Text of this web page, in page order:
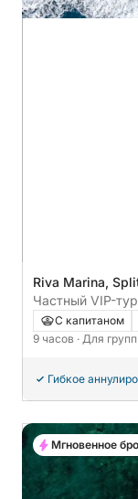
Riva Marina,
Частный VIP-
потрясающими
С капитаном
9 часов · Для
Гибкое
Мгновенное